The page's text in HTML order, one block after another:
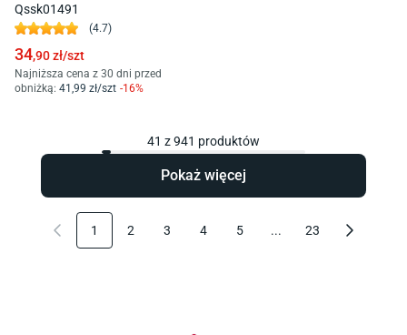
Qssk01491
(4.7)
34,90zł/szt
Najniższa cena z 30 dni przed
obniżką: 41 ,99 zł/szt -16%
41 z941 produktów
Pokaż więcej
1 2 3 4 5 ... 23